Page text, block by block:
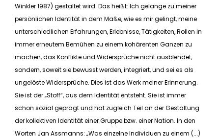
Winkler 1987) gestaltet wird. Das heißt: Ich gelange zu meiner
persönlichen Identität in dem Maße, wie es mir gelingt, meine
unterschiedlichen Erfahrungen, Erlebnisse, Tätigkeiten, Rollen in
immer erneutem Bemühen zu einem kohärenten Ganzen zu
machen, das Konflikte und Widersprüche nicht ausblendet,
sondern, soweit sie bewusst werden, integriert, und sei es als
ungelöste Widersprüche. Dies ist das Werk meiner Erinnerung.
Sie ist der „Stoff“, aus dem Identität entsteht. Sie ist immer
schon sozial geprägt und hat zugleich Teil an der Gestaltung
der kollektiven Identität einer Gruppe bzw. einer Nation. In den
Worten Jan Assmanns: „Was einzelne Individuen zu einem (...)